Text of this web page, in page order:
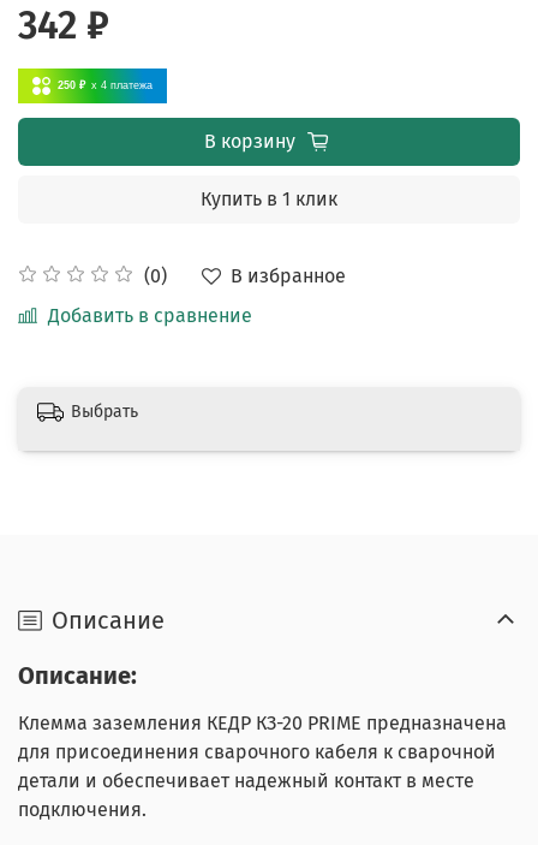
(0)
В избранное
Добавить в сравнение
342 ₽
250 ₽ x 4 платежа
В корзину
Купить в 1 клик
Выбрать
Описание
Описание:
Клемма заземления КЕДР КЗ-20 PRIME предназначена
для присоединения сварочного кабеля к сварочной
детали и обеспечивает надежный контакт в месте
подключения.